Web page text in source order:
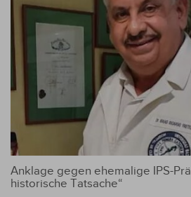
Anklage gegen ehemalige IPS-
historische Tatsache“